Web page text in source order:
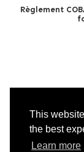
This
the best
Learn more
Règlement